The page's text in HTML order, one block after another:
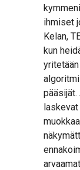
ihmiset
Kelan,
kun